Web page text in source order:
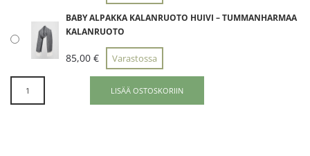
BABY ALPAKKA KALANRUOTO HUIVI – TUMMANHARMAA
KALANRUOTO
85,00 € Varastossa
LISÄÄ OSTOSKORIIN